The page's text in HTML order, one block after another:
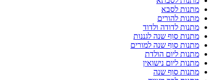
מתנות לסבא
מתנות להורים
מתנות לדודה ולדוד
מתנות סוף שנה לגננות
מתנות סוף שנה למורים
מתנות ליום הולדת
מתנות ליום נישואין
מתנות סוף שנה